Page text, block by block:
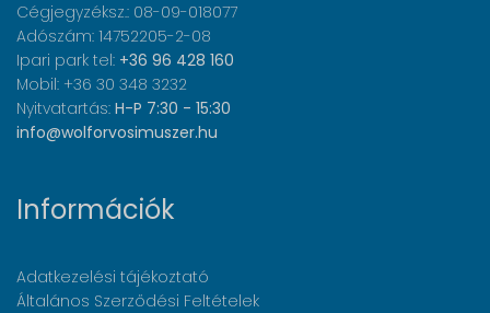
Cégjegyzéksz.: 08-09-018077
Adószám: 14752205-2-08
Ipari park tel: +36 96 428 160
Mobil: +36 30 348 3232
Nyitvatartás: H-P 7:30 - 15:30
info@wolforvosimuszer.hu
Információk
Adatkezelési tájékoztató
Általános Szerződési Feltételek